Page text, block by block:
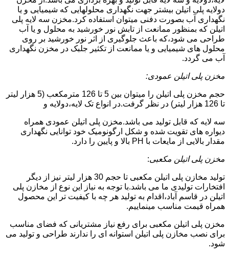
دولایه پلی اتیلن بیشتر جهت نگهداری محلولهایی که شیمیایی و یا
نگهداری آب بصورت دفنی میتوان استفاده کرد.مخزن سه لایه پلی
اتیلن که بمنظور ممانعت از تابش نور خورشید به محلول و یا آب
طراحی می شود،که باعث جلوگیری از اثر نور خورشید بر روی
محلول های شیمیایی و یا ممانعت از تکثیر جلبک در مخزن نگهداری
آب می گردد.
مخزن پلی اتیلن عمودی:
حجم مخزن پلی اتیلن را میتوان بین 5 تا 126 مترمکعب (5 هزار لیتر
تا 126 هزار لیتر) در نظر گرفت.در انواع تک لایه،دولایه و
سه لایه که قابل تولید می باشد.مخزن پلی اتیلن عمودی همراه
دیواره های تقویت شده و شکل ارگونومیک خود توانایی نگهداری
مقدار بالایی از مایعات با PH بالا و پایین را دارد.
مخزن پلی اتیلن مکعبی:
تولید مخازن پلی اتیلن مکعبی تا حجم 30 هزار لیتر نیز از دیگر
افتخارات تولیدی ما می باشد.با توجه به نیاز این نوع از مخازن پلی
اتیلن در قاسم آباد،اقدام به تولید هر چه با کیفیت تر این محصول
همراه قیمت مناسب مینماییم.
مخزن پلی اتیلن مکعبی برای رفع نیاز مشتریانی که فضای مناسب
برای نصب مخازن پلی اتیلن استوانه ای را ندارند طراحی و تولید می
شود.